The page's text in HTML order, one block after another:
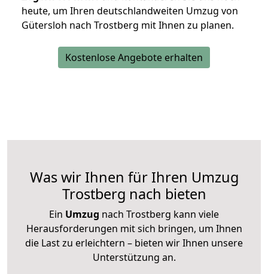
heute, um Ihren deutschlandweiten Umzug von
Gütersloh nach Trostberg mit Ihnen zu planen.
Kostenlose Angebote erhalten
Was wir Ihnen für Ihren Umzug
Trostberg nach bieten
Ein Umzug nach Trostberg kann viele
Herausforderungen mit sich bringen, um Ihnen
die Last zu erleichtern – bieten wir Ihnen unsere
Unterstützung an.